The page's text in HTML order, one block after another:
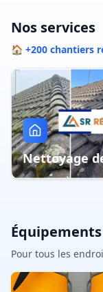
Nos services
🏠 +200 chantiers
Nettoyage
Pour tous les